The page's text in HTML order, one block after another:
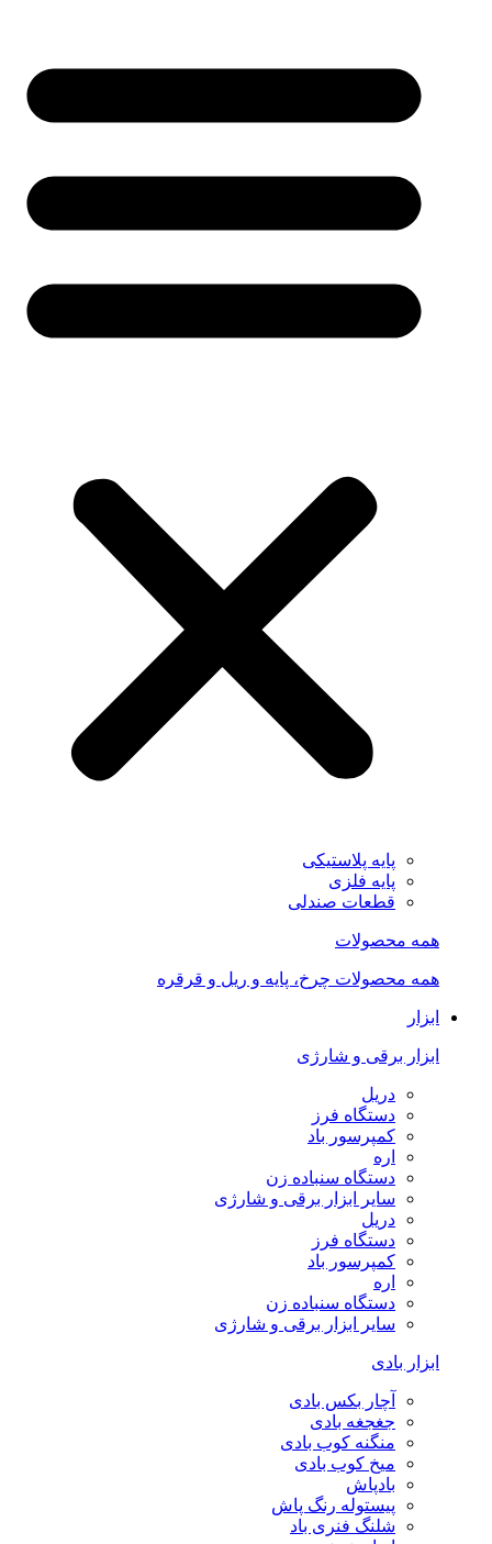
پایه پلاستیکی
پایه فلزی
قطعات صندلی
همه محصولات
همه محصولات چرخ، پایه و ریل و قرقره
ابزار
ابزار برقی و شارژی
دریل
دستگاه فرز
کمپرسور باد
اره
دستگاه سنباده زن
سایر ابزار برقی و شارژی
دریل
دستگاه فرز
کمپرسور باد
اره
دستگاه سنباده زن
سایر ابزار برقی و شارژی
ابزار بادی
آچار بکس بادی
جغجغه بادی
منگنه کوب بادی
میخ کوب بادی
بادپاش
پیستوله رنگ پاش
شلنگ فنری باد